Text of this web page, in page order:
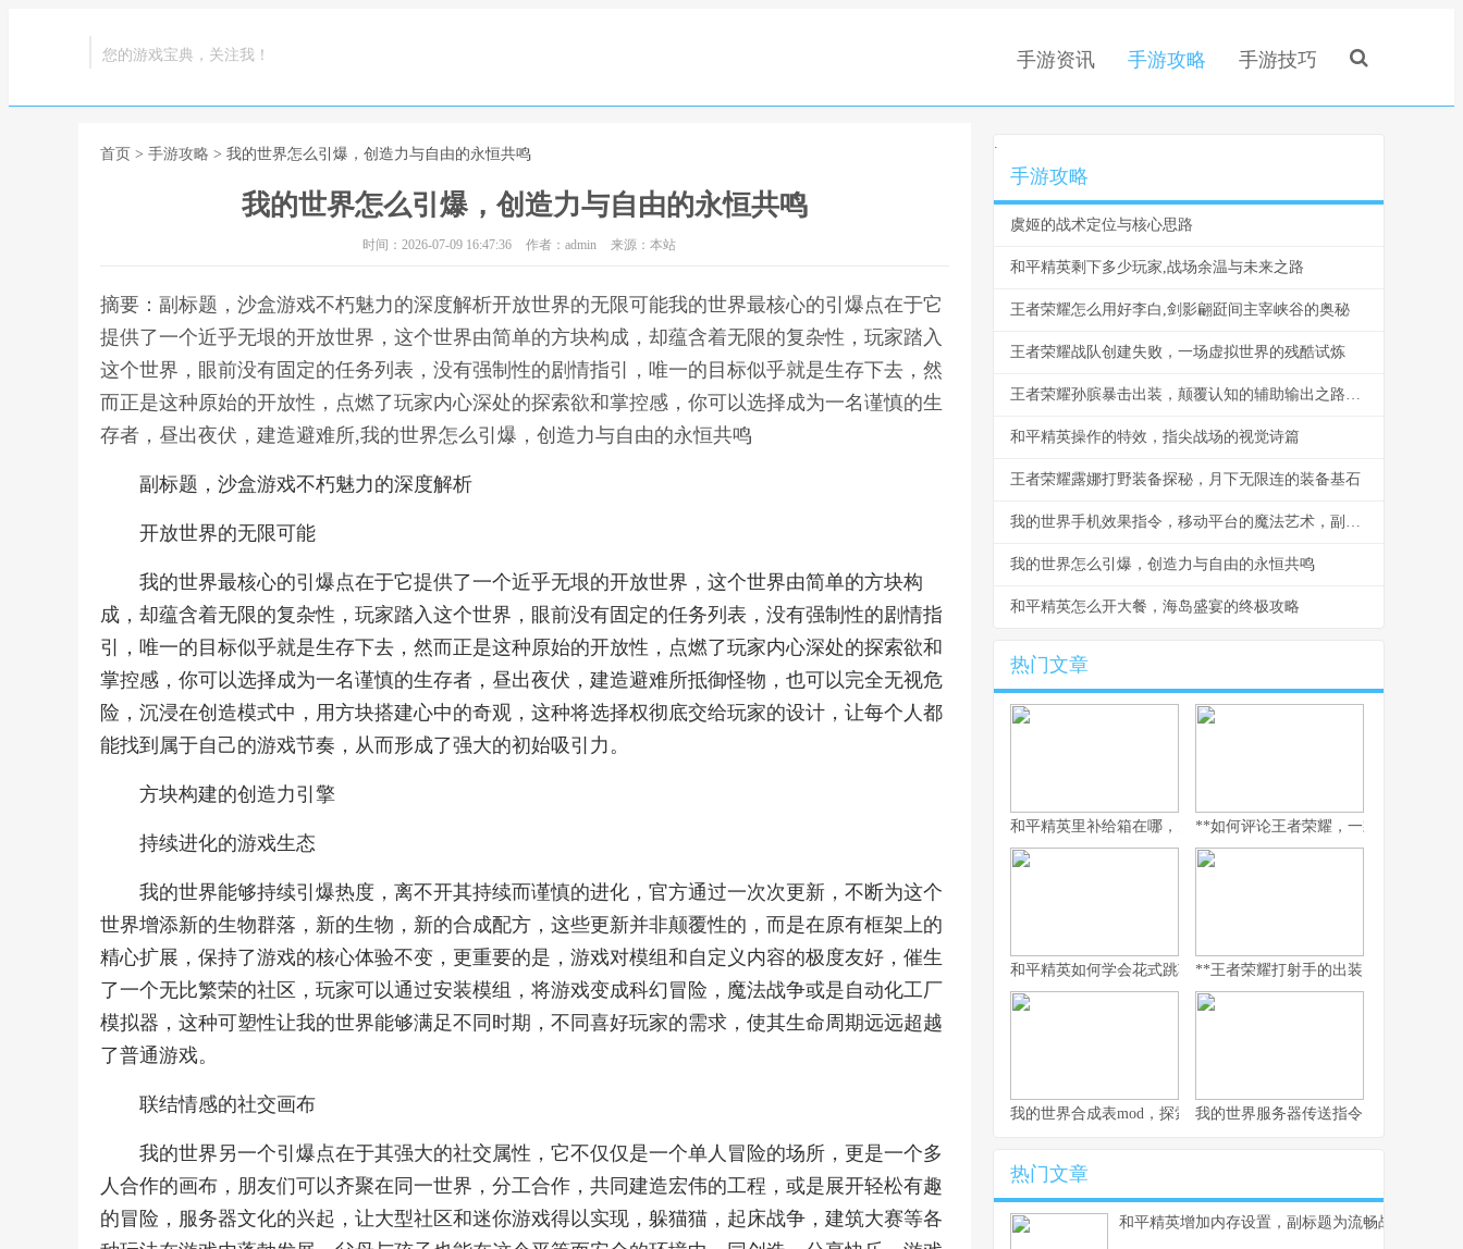
您的游戏宝典，关注我！ 手游资讯 手游攻略 手游技巧
首页 > 手游攻略 > 我的世界怎么引爆，创造力与自由的永恒共鸣
我的世界怎么引爆，创造力与自由的永恒共鸣
时间：2026-07-09 16:47:36 作者：admin 来源：本站
摘要：副标题，沙盒游戏不朽魅力的深度解析开放世界的无限可能我的世界最核心的引爆点在于它
提供了一个近乎无垠的开放世界，这个世界由简单的方块构成，却蕴含着无限的复杂性，玩家踏入
这个世界，眼前没有固定的任务列表，没有强制性的剧情指引，唯一的目标似乎就是生存下去，然
而正是这种原始的开放性，点燃了玩家内心深处的探索欲和掌控感，你可以选择成为一名谨慎的生
存者，昼出夜伏，建造避难所,我的世界怎么引爆，创造力与自由的永恒共鸣
副标题，沙盒游戏不朽魅力的深度解析
开放世界的无限可能
我的世界最核心的引爆点在于它提供了一个近乎无垠的开放世界，这个世界由简单的方块构
成，却蕴含着无限的复杂性，玩家踏入这个世界，眼前没有固定的任务列表，没有强制性的剧情指
引，唯一的目标似乎就是生存下去，然而正是这种原始的开放性，点燃了玩家内心深处的探索欲和
掌控感，你可以选择成为一名谨慎的生存者，昼出夜伏，建造避难所抵御怪物，也可以完全无视危
险，沉浸在创造模式中，用方块搭建心中的奇观，这种将选择权彻底交给玩家的设计，让每个人都
能找到属于自己的游戏节奏，从而形成了强大的初始吸引力。
方块构建的创造力引擎
持续进化的游戏生态
我的世界能够持续引爆热度，离不开其持续而谨慎的进化，官方通过一次次更新，不断为这个
世界增添新的生物群落，新的生物，新的合成配方，这些更新并非颠覆性的，而是在原有框架上的
精心扩展，保持了游戏的核心体验不变，更重要的是，游戏对模组和自定义内容的极度友好，催生
了一个无比繁荣的社区，玩家可以通过安装模组，将游戏变成科幻冒险，魔法战争或是自动化工厂
模拟器，这种可塑性让我的世界能够满足不同时期，不同喜好玩家的需求，使其生命周期远远超越
了普通游戏。
联结情感的社交画布
我的世界另一个引爆点在于其强大的社交属性，它不仅仅是一个单人冒险的场所，更是一个多
人合作的画布，朋友们可以齐聚在同一世界，分工合作，共同建造宏伟的工程，或是展开轻松有趣
的冒险，服务器文化的兴起，让大型社区和迷你游戏得以实现，躲猫猫，起床战争，建筑大赛等各
.
手游攻略
虞姬的战术定位与核心思路
和平精英剩下多少玩家,战场余温与未来之路
王者荣耀怎么用好李白,剑影翩跹间主宰峡谷的奥秘
王者荣耀战队创建失败，一场虚拟世界的残酷试炼
王者荣耀孙膑暴击出装，颠覆认知的辅助输出之路副标题
和平精英操作的特效，指尖战场的视觉诗篇
王者荣耀露娜打野装备探秘，月下无限连的装备基石
我的世界手机效果指令，移动平台的魔法艺术，副标题，指尖编织的游戏法则
我的世界怎么引爆，创造力与自由的永恒共鸣
和平精英怎么开大餐，海岛盛宴的终极攻略
热门文章
和平精英里补给箱在哪，空投背后的战术密码**如何评论王者荣耀，一款游戏与一面
和平精英如何学会花式跳车，副标题为实战进阶与极限操作指南
**王者荣耀打射手的出装，破晓之路
我的世界合成表mod，探索创造的无限可能，副标题，资深玩家的
我的世界服务器传送指令，连接方块宇
热门文章
和平精英增加内存设置，副标题为流畅战场背后的